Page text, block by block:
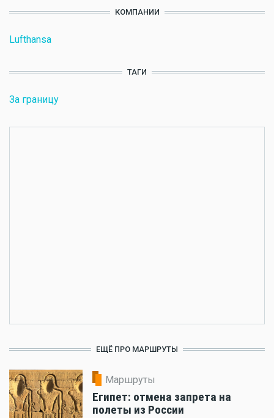
КОМПАНИИ
Lufthansa
ТАГИ
За границу
ЕЩЁ ПРО МАРШРУТЫ
Маршруты
Египет: отмена запрета на
полеты из России